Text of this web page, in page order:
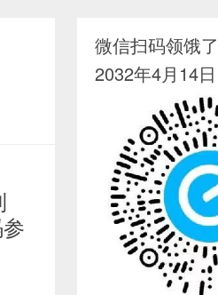
微信扫码领饿
2032年4月14日